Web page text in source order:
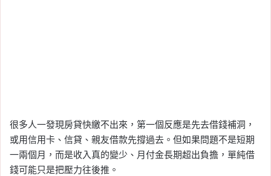
很多人一發現房貸快繳不出來，第一個反應是先去借錢補洞，
或用信用卡、信貸、親友借款先撐過去。但如果問題不是短期
一兩個月，而是收入真的變少、月付金長期超出負擔，單純借
錢可能只是把壓力往後推。